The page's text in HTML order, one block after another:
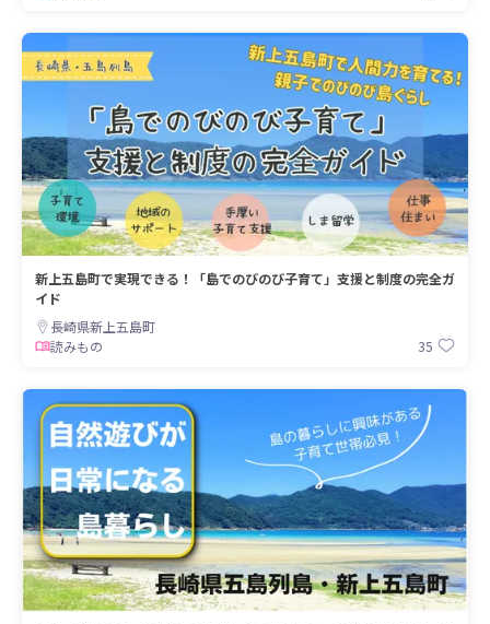
新上五島町で実現できる！「島でのびのび子育て」支援と制度の完全ガ
イド
長崎県新上五島町
読みもの
35